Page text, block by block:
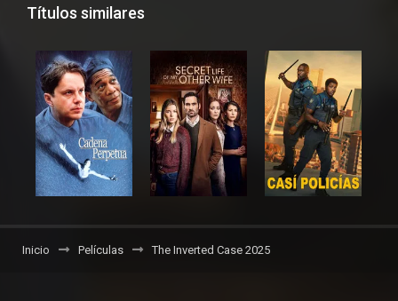
Títulos similares
Inicio Películas The Inverted Case 2025